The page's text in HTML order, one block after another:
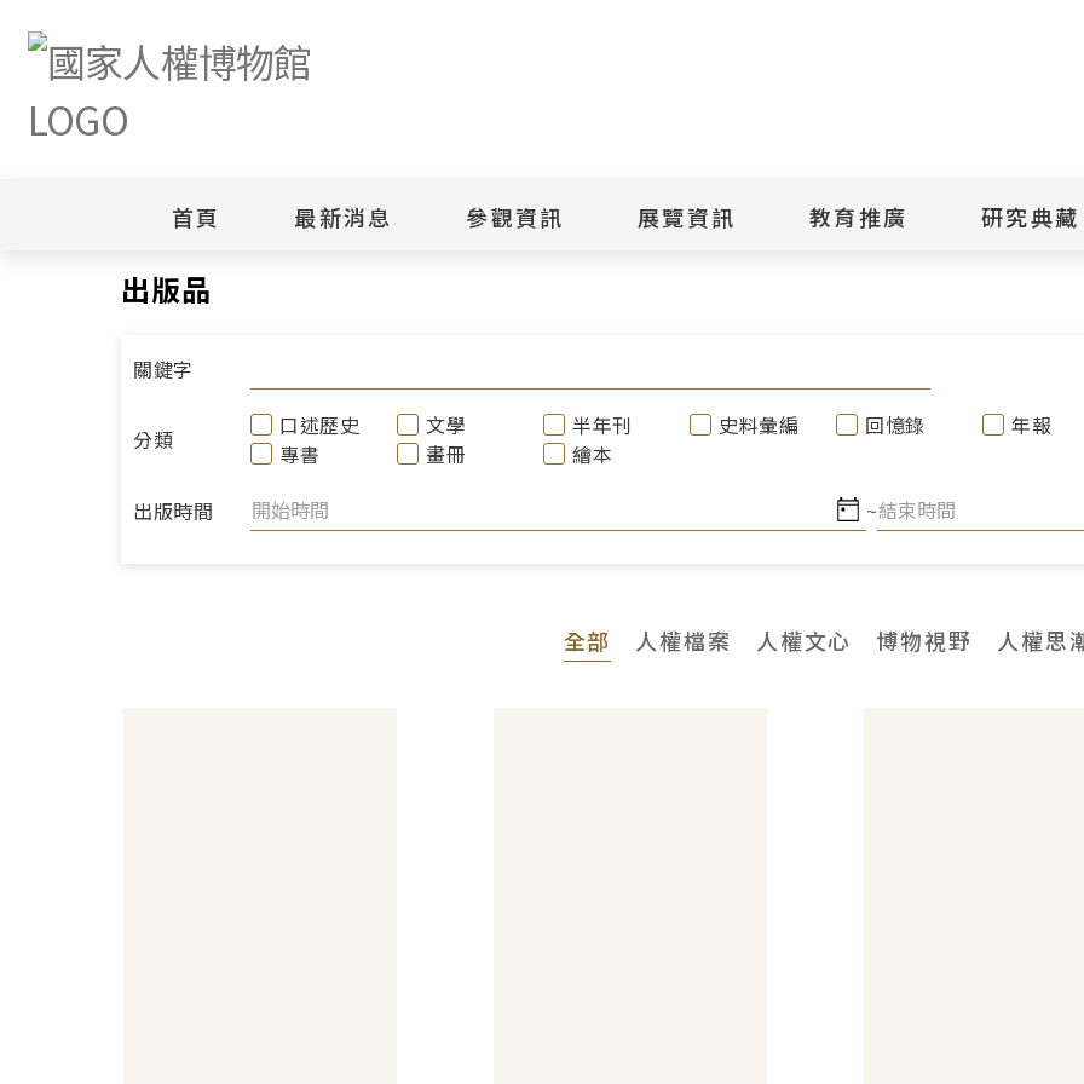
搜
首頁 最新消息 參觀資訊
安康接待室
展覽資訊 教育推廣
綠島人權藝術季
人權教育繪本成果
研究典藏
出版品
出版品購買資
研究典藏
出版品
關鍵字
分類 口述歷史 文學 半年刊 史料彙編 回憶錄 年報
專書
畫冊
繪本
出版時間
~
全部 人權檔案 人權文心 博物視野 人權思